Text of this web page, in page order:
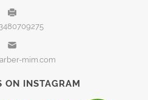
mim.com
ON INSTAGRAM